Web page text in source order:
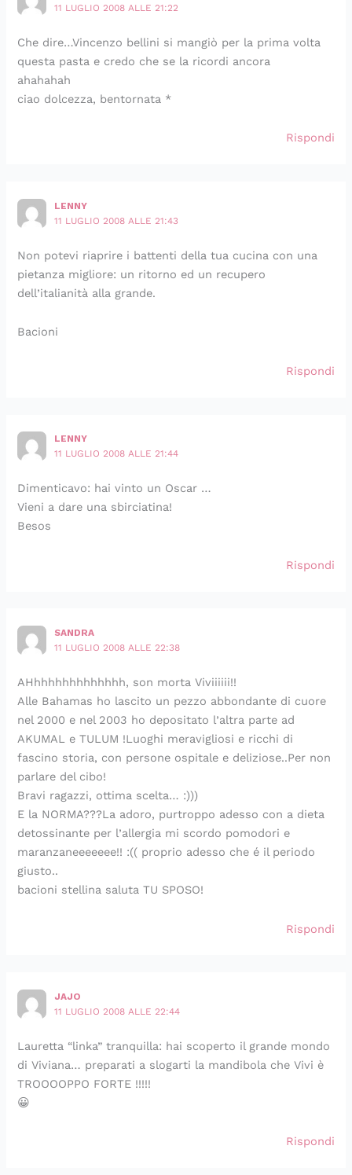
11 LUGLIO 2008 ALLE 21:22
Che dire…Vincenzo bellini si mangiò per la prima volta
questa pasta e credo che se la ricordi ancora
ahahahah
ciao dolcezza, bentornata *
Rispondi
LENNY
11 LUGLIO 2008 ALLE 21:43
Non potevi riaprire i battenti della tua cucina con una
pietanza migliore: un ritorno ed un recupero
dell’italianità alla grande.
Bacioni
Rispondi
LENNY
11 LUGLIO 2008 ALLE 21:44
Dimenticavo: hai vinto un Oscar …
Vieni a dare una sbirciatina!
Besos
Rispondi
SANDRA
11 LUGLIO 2008 ALLE 22:38
AHhhhhhhhhhhhhh, son morta Viviiiiii!!
Alle Bahamas ho lascito un pezzo abbondante di cuore
nel 2000 e nel 2003 ho depositato l’altra parte ad
AKUMAL e TULUM !Luoghi meravigliosi e ricchi di
fascino storia, con persone ospitale e deliziose..Per non
parlare del cibo!
Bravi ragazzi, ottima scelta… :)))
E la NORMA???La adoro, purtroppo adesso con a dieta
detossinante per l’allergia mi scordo pomodori e
maranzaneeeeeee!! :(( proprio adesso che é il periodo
giusto..
bacioni stellina saluta TU SPOSO!
Rispondi
JAJO
11 LUGLIO 2008 ALLE 22:44
Lauretta “linka” tranquilla: hai scoperto il grande mondo
di Viviana… preparati a slogarti la mandibola che Vivi è
TROOOOPPO FORTE !!!!!
😀
Rispondi